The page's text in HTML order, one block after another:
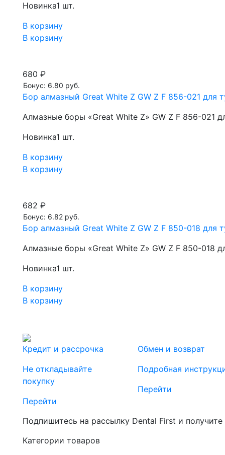
Новинка1 шт.
В корзину
В корзину
680 ₽
Бонус: 6.80 руб.
Бор алмазный Great White Z GW Z F 856-021 для
Алмазные боры «Great White Z» GW Z F 856-021
Новинка1 шт.
В корзину
В корзину
682 ₽
Бонус: 6.82 руб.
Бор алмазный Great White Z GW Z F 850-018 для
Алмазные боры «Great White Z» GW Z F 850-018
Новинка1 шт.
В корзину
В корзину
Кредит и рассрочка
Не откладывайте
покупку
Перейти
Обмен и возврат
Подробная
Перейти
Подпишитесь на рассылку Dental First и
Категории товаров